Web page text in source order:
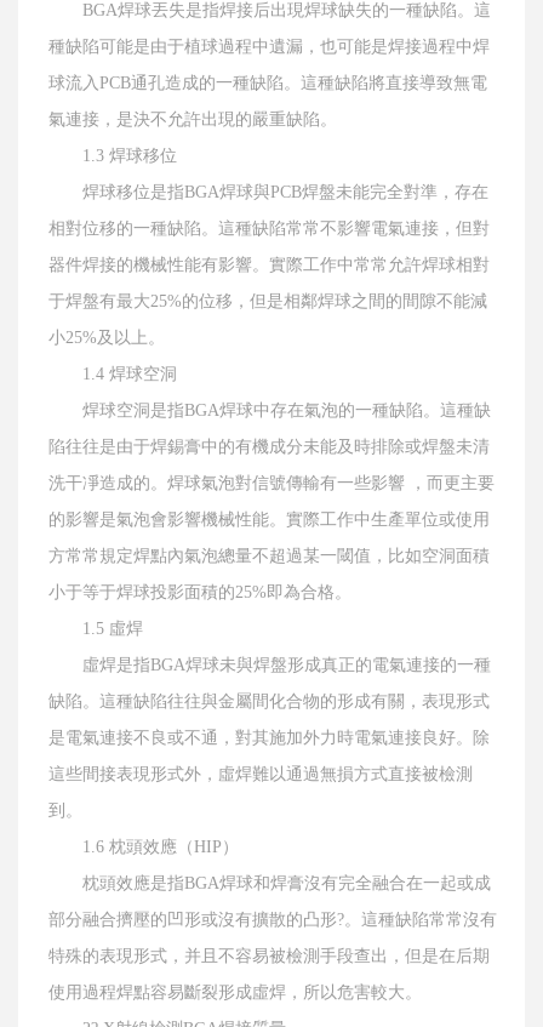
BGA焊球丟失是指焊接后出現焊球缺失的一種缺陷。這
種缺陷可能是由于植球過程中遺漏，也可能是焊接過程中焊
球流入PCB通孔造成的一種缺陷。這種缺陷將直接導致無電
氣連接，是決不允許出現的嚴重缺陷。
1.3 焊球移位
焊球移位是指BGA焊球與PCB焊盤未能完全對準，存在
相對位移的一種缺陷。這種缺陷常常不影響電氣連接，但對
器件焊接的機械性能有影響。實際工作中常常允許焊球相對
于焊盤有最大25%的位移，但是相鄰焊球之間的間隙不能減
小25%及以上。
1.4 焊球空洞
焊球空洞是指BGA焊球中存在氣泡的一種缺陷。這種缺
陷往往是由于焊錫膏中的有機成分未能及時排除或焊盤未清
洗干凈造成的。焊球氣泡對信號傳輸有一些影響 ，而更主要
的影響是氣泡會影響機械性能。實際工作中生產單位或使用
方常常規定焊點內氣泡總量不超過某一閾值，比如空洞面積
小于等于焊球投影面積的25%即為合格。
1.5 虛焊
虛焊是指BGA焊球未與焊盤形成真正的電氣連接的一種
缺陷。這種缺陷往往與金屬間化合物的形成有關，表現形式
是電氣連接不良或不通，對其施加外力時電氣連接良好。除
這些間接表現形式外，虛焊難以通過無損方式直接被檢測
到。
1.6 枕頭效應（HIP）
枕頭效應是指BGA焊球和焊膏沒有完全融合在一起或成
部分融合擠壓的凹形或沒有擴散的凸形?。這種缺陷常常沒有
特殊的表現形式，并且不容易被檢測手段查出，但是在后期
使用過程焊點容易斷裂形成虛焊，所以危害較大。